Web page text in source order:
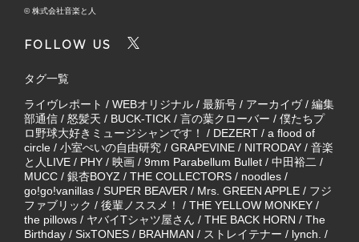
© 株式会社音楽と人
FOLLOW US
タグ一覧
ライヴレポート / WEBオリジナル / 最新号 / アーカイヴ/ 編集
部通信 / 怒髪天 / BUCK-TICK / 言の葉クローバー / 僕たちプ
ロ野球大好きミュージシャンです！
/ DEZERT / a flood of
circle / 小室ぺいの自由研究 / GRAPEVINE / NITRODAY / 音楽
と人LIVE / PHY / 映画 / 9mm Parabellum Bullet / 中田裕二 /
MUCC / 銀杏BOYZ / THE COLLECTORS / noodles /
go!go!vanillas / SUPER BEAVER / Mrs. GREEN APPLE / フジ
ファブリック / 後輩ノススメ！ / THE YELLOW MONKEY /
the pillows / ヤバイTシャツ屋さん / THE BACK HORN / The
Birthday / SixTONES / BRAHMAN / ストレイテナー / lynch. /